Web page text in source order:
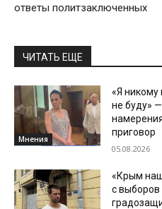
ответы политзаключенных
ЧИТАТЬ ЕЩЕ
Мнения
«Я никому
не буду»
приговор
05.08.2026
«Крым
с выборов